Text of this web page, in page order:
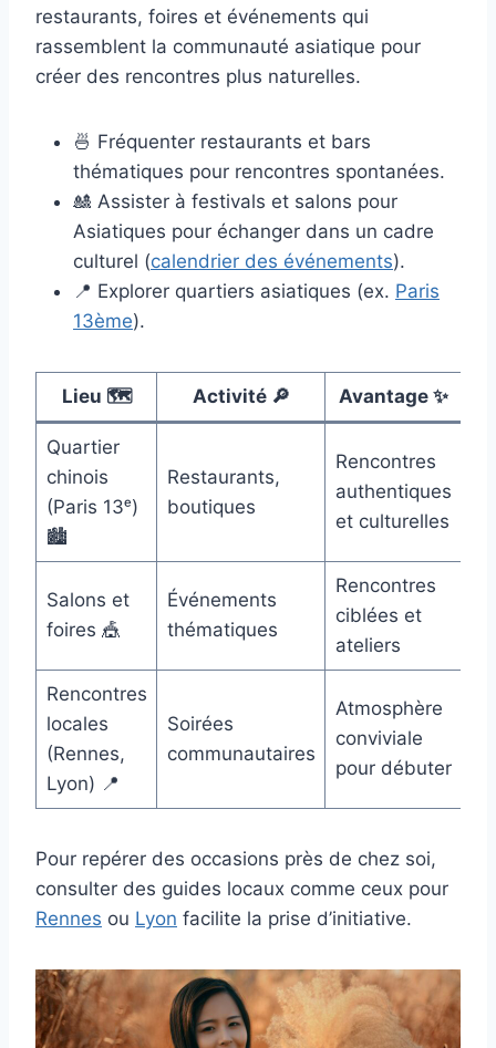
restaurants, foires et événements qui
rassemblent la communauté asiatique pour
créer des rencontres plus naturelles.
🍜 Fréquenter restaurants et bars
thématiques pour rencontres spontanées.
🎎 Assister à festivals et salons pour
Asiatiques pour échanger dans un cadre
culturel (calendrier des événements).
📍 Explorer quartiers asiatiques (ex. Paris
13ème).
Lieu 🗺️ Activité 🔎 Avantage ✨
Quartier
chinois
(Paris 13ᵉ)
🏙️
Restaurants,
boutiques
Rencontres
authentiques
et culturelles
Salons et
foires 🎪
Événements
thématiques
Rencontres
ciblées et
ateliers
Rencontres
locales
(Rennes,
Lyon) 📍
Soirées
communautaires
Atmosphère
conviviale
pour débuter
Pour repérer des occasions près de chez soi,
consulter des guides locaux comme ceux pour
Rennes ou Lyon facilite la prise d’initiative.